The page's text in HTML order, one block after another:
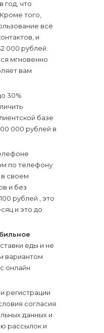
год, что
того,
всё
и
000 рублей.
мгновенно
вам
30%
базе
000 рублей в
по телефону
в своем
и без
рублей , это
и это до
еды и не
вариантом
онлайн
регистрации
согласия
данных и
рассылок и